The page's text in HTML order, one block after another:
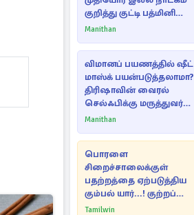
குறித்து குட்டி பத்மினி
பரபரப்பு பேட்டி
Manithan
விமானப் பயணத்தில் ஷீட்
மாஸ்க் பயன்படுத்தலாமா?
திரிஷாவின் வைரல்
செல்ஃபிக்கு மருத்துவர்
விளக்கம்
Manithan
பொரளை
சிறைச்சாலைக்குள்
பதற்றத்தை ஏற்படுத்திய
கும்பல் யார்...! குற்றப்
பின்னணி தொடர்பில்
Tamilwin